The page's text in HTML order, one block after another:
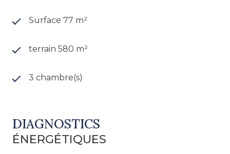
Surface 77 m²
terrain 580 m²
3 chambre(s)
DIAGNOSTICS
ÉNERGÉTIQUES